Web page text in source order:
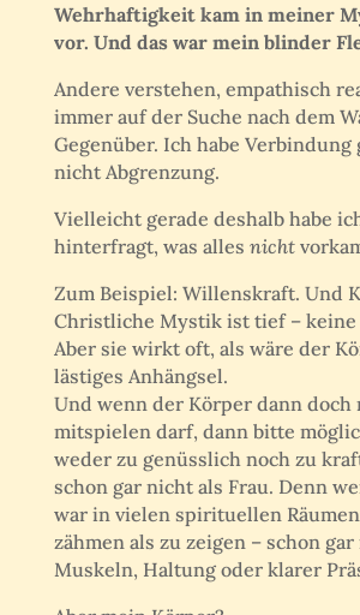
Wehrhaftigkeit kam in meiner
vor. Und das war mein blinder
Andere verstehen, empathisch
immer auf der Suche nach dem
Gegenüber. Ich habe Verbindung
nicht Abgrenzung.
Vielleicht gerade deshalb habe
hinterfragt, was alles nicht
Zum Beispiel: Willenskraft. Und
Christliche Mystik ist tief – keine
Aber sie wirkt oft, als wäre der
lästiges Anhängsel.
Und wenn der Körper dann doch
mitspielen darf, dann bitte
weder zu genüsslich noch zu
schon gar nicht als Frau. Denn
war in vielen spirituellen
zähmen als zu zeigen – schon
Muskeln, Haltung oder klarer